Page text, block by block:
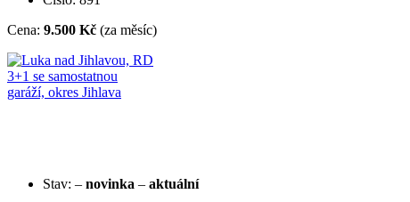
Cena: 9.500 Kč (za měsíc)
Stav: – novinka – aktuální